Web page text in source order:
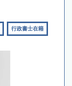
行政書士在籍